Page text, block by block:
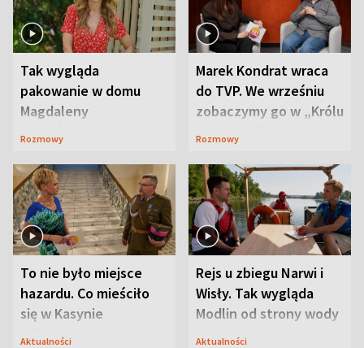
Tak wygląda
pakowanie w domu
Magdaleny
Waligórskiej-Lisieckiej.
Rozmowy
Marek Kondrat wraca
do TVP. We wrześniu
zobaczymy go w „Królu
Maciusiu I”
Rozmowy
To nie było miejsce
hazardu. Co mieściło
się w Kasynie
Oficerskim?
Aktualności
Rejs u zbiegu Narwi i
Wisły. Tak wygląda
Modlin od strony wody
Aktualności